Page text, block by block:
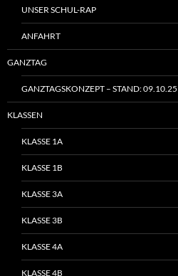
UNSER SCHUL-RAP
ANFAHRT
GANZTAG
GANZTAGSKONZEPT – STAND: 09.10.25
KLASSEN
KLASSE 1A
KLASSE 1B
KLASSE 3A
KLASSE 3B
KLASSE 4A
KLASSE 4B